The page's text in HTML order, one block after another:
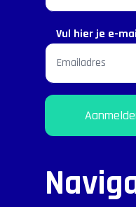
Vul hier je e-